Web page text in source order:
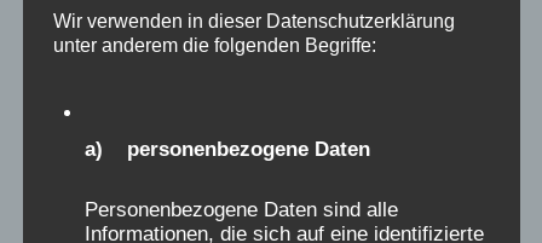
Webseite der „Initiative Verschickungskinder“
(www.verschickungsheime.de) als ZEUGNISSE
Wer daraus ohne Quellenangabe und
Genehmigung der Initiative
zitiert, verstößt gegen das Urheberrecht.
Wir verwenden in dieser Datenschutzerklärung
unter anderem die folgenden Begriffe:
a) personenbezogene Daten
Personenbezogene Daten sind alle
Informationen, die sich auf eine identifizierte